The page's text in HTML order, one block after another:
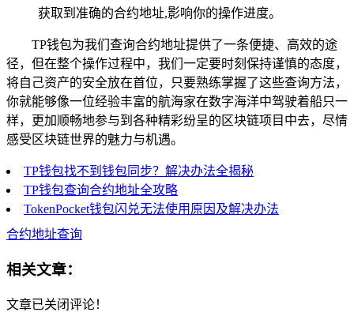
获取到准确的合约地址,影响你的操作进度。
TP钱包为我们查询合约地址提供了一条便捷、高效的途
径，但在整个操作过程中，我们一定要时刻保持谨慎的态度，
将自己资产的安全放在首位，只要熟练掌握了这些查询方法，
你就能够像一位经验丰富的航海家在数字海洋中驾驶着船只一
样，更加顺畅地参与到各种精彩纷呈的区块链项目中去，尽情
感受区块链世界的魅力与机遇。
TP钱包找不到钱包同步？解决办法全揭秘
TP钱包查询合约地址全攻略
TokenPocket钱包闪兑无法使用原因及解决办法
合约地址查询
相关文章：
文章已关闭评论！